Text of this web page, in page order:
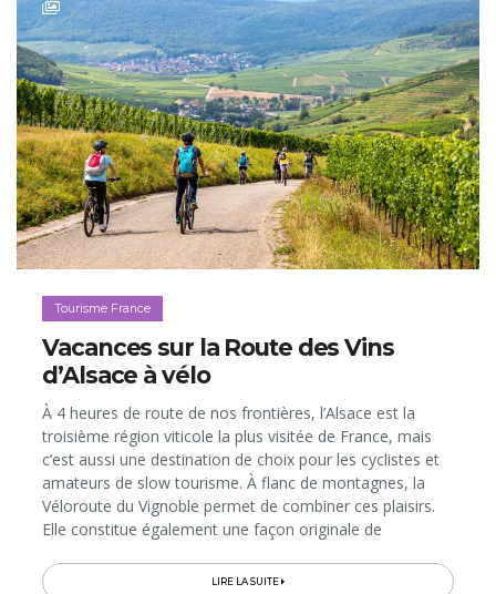
Tourisme France
Vacances sur la Route des Vins
d’Alsace à vélo
À 4 heures de route de nos frontières, l’Alsace est la
troisième région viticole la plus visitée de France, mais
c’est aussi une destination de choix pour les cyclistes et
amateurs de slow tourisme. À flanc de montagnes, la
Véloroute du Vignoble permet de combiner ces plaisirs.
Elle constitue également une façon originale de
fête les 70 ans...
LIRE LA SUITE